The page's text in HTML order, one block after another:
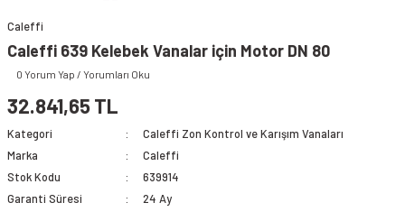
video izle
Caleffi
Caleffi 639 Kelebek Vanalar için Motor DN 80
0 Yorum Yap / Yorumları Oku
32.841,65 TL
Kategori
Caleffi Zon Kontrol ve Karışım Vanaları
Marka
Caleffi
Stok Kodu
639914
Garanti Süresi
24 Ay